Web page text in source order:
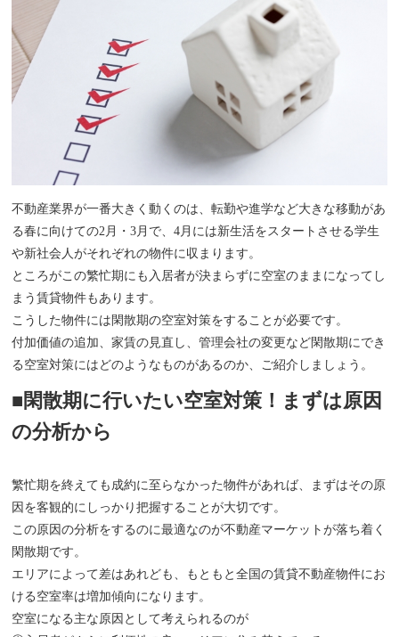
不動産業界が一番大きく動くのは、転勤や進学など大きな移動があ
る春に向けての2月・3月で、4月には新生活をスタートさせる学生
や新社会人がそれぞれの物件に収まります。
ところがこの繁忙期にも入居者が決まらずに空室のままになってし
まう賃貸物件もあります。
こうした物件には閑散期の空室対策をすることが必要です。
付加価値の追加、家賃の見直し、管理会社の変更など閑散期にでき
る空室対策にはどのようなものがあるのか、ご紹介しましょう。
■閑散期に行いたい空室対策！まずは原因
の分析から
繁忙期を終えても成約に至らなかった物件があれば、まずはその原
因を客観的にしっかり把握することが大切です。
この原因の分析をするのに最適なのが不動産マーケットが落ち着く
閑散期です。
エリアによって差はあれども、もともと全国の賃貸不動産物件にお
ける空室率は増加傾向になります。
空室になる主な原因として考えられるのが